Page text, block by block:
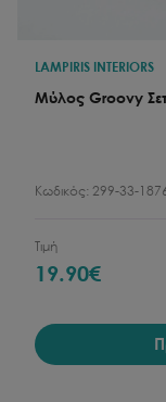
LAMPIRIS INTERIORS
Μύλος Groovy
Κωδικός: 299-33-
Τιμή
19.90€